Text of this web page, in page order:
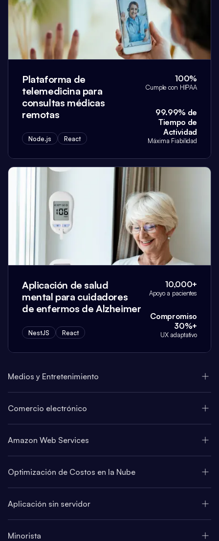
Plataforma de
telemedicina para
consultas médicas
remotas
Node.js React
100%
Cumple con HIPAA
99.99% de
Tiempo de
Actividad
Máxima Fiabilidad
Aplicación de salud
mental para cuidadores
de enfermos de Alzheimer
NestJS React
10,000+
Apoyo a pacientes
Compromiso
30%+
UX adaptativo
Medios y Entretenimiento
Comercio electrónico
Amazon Web Services
Optimización de Costos en la Nube
Aplicación sin servidor
Minorista